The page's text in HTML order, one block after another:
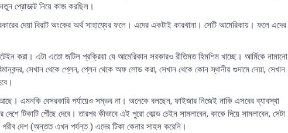
প্রোডাক্ট নিয়ে কাজ করছিল।
দেয়া বিরাট অংকের অর্থ সাহায্যের ফলে। এদের একটাই কারখানা। সেটি আমেরিকায়। ফলে এদের
করা। এটা এতো জটিল প্রক্রিয়া যে আমেরিকান সরকারও রীতিমত হিমশিম খাচ্ছে। আর্মিকে নামানো
সেখান থেকে প্লেন, প্লেন থেকে অফ লোড করা, সেখান থেকে কোন স্থানীয় গুদামে নেয়া, সেখান
এমনকি বেসরকারি পর্যায়েও সম্ভব না। অনেকে বলছেন, ফাইজার নিজেই নাকি এসবের ব্যাবস্থা
টিকাটি পৌঁছে দেবে। তারপর কীভাবে এই পুরো কোল্ড চেইন সামলাবেন, কাকে দিয়ে সামলাবেন, সেটা
দেশ (অন্তত এখন পর্যন্ত ) এদের টিকা কেনার সাহস করেনি।